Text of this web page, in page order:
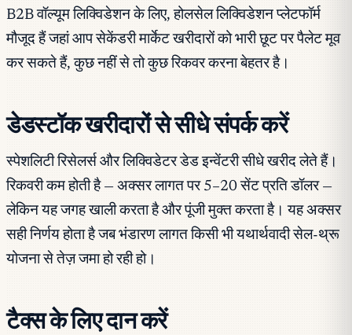
B2B वॉल्यूम लिक्विडेशन के लिए, होलसेल लिक्विडेशन प्लेटफॉर्म
मौजूद हैं जहां आप सेकेंडरी मार्केट खरीदारों को भारी छूट पर पैलेट मूव
कर सकते हैं, कुछ नहीं से तो कुछ रिकवर करना बेहतर है।
डेडस्टॉक खरीदारों से सीधे संपर्क करें
स्पेशलिटी रिसेलर्स और लिक्विडेटर डेड इन्वेंटरी सीधे खरीद लेते हैं।
रिकवरी कम होती है — अक्सर लागत पर 5–20 सेंट प्रति डॉलर —
लेकिन यह जगह खाली करता है और पूंजी मुक्त करता है। यह अक्सर
सही निर्णय होता है जब भंडारण लागत किसी भी यथार्थवादी सेल-थ्रू
योजना से तेज़ जमा हो रही हो।
टैक्स के लिए दान करें